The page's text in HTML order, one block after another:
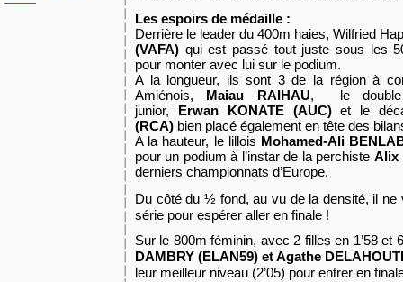
Les espoirs de médaille :
Derrière le leader du 400m haies, Wilfried
(VAFA) qui est passé tout juste sous les
pour monter avec lui sur le podium.
A la longueur, ils sont 3 de la région à
Amiénois, Maiau RAIHAU, le double
junior, Erwan KONATE (AUC)et le
(RCA) bien placé également en tête des
A la hauteur, le lillois Mohamed-Ali
pour un podium à l’instar de la perchiste Alix
derniers championnats d’Europe.
Du côté du ½ fond, au vu de la densité, il ne
série pour espérer aller en finale !
Sur le 800m féminin, avec 2 filles en 1’58 et
DAMBRY (ELAN59) et Agathe
leur meilleur niveau (2’05) pour entrer en